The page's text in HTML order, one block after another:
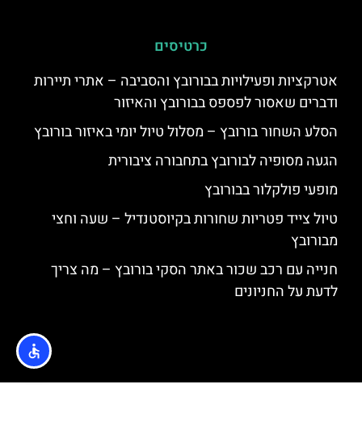
כרטיסים
אטרקציות ופעילויות בבורובץ והסביבה – אתרי תיירות
ודברים שאסור לפספס בבורובץ והאיזור
הסלע השחור בורובץ – מסלול טיול יומי באיזור בורובץ
הגעה מסופיה לבורובץ בתחבורה ציבורית
מופעי פולקלור בבורובץ
טיול צייד פטריות שחורות בקיוסטנדיל – שעה וחצי
מבורובץ
חנייה עם רכב שכור באתר הסקי בורובץ – מה צריך
לדעת על החניונים